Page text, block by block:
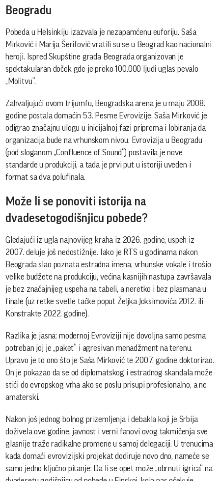
Beogradu
Pobeda u Helsinkiju izazvala je nezapamćenu euforiju. Saša
Mirković i Marija Šerifović vratili su se u Beograd kao nacionalni
heroji. Ispred Skupštine grada Beograda organizovan je
spektakularan doček gde je preko 100.000 ljudi uglas pevalo
„Molitvu“.
Zahvaljujući ovom trijumfu, Beogradska arena je u maju 2008.
godine postala domaćin 53. Pesme Evrovizije. Saša Mirković je
odigrao značajnu ulogu u inicijalnoj fazi priprema i lobiranja da
organizacija bude na vrhunskom nivou. Evrovizija u Beogradu
(pod sloganom „Confluence of Sound“) postavila je nove
standarde u produkciji, a tada je prvi put u istoriji uveden i
format sa dva polufinala.
Može li se ponoviti istorija na
dvadesetogodišnjicu pobede?
Gledajući iz ugla najnovijeg kraha iz 2026. godine, uspeh iz
2007. deluje još nedostižnije. Iako je RTS u godinama nakon
Beograda slao poznata estradna imena, vrhunske vokale i trošio
velike budžete na produkciju, većina kasnijih nastupa završavala
je bez značajnijeg uspeha na tabeli, a neretko i bez plasmana u
finale (uz retke svetle tačke poput Željka Joksimovića 2012. ili
Konstrakte 2022. godine).
Razlika je jasna: modernoj Evroviziji nije dovoljna samo pesma;
potreban joj je „paket“ i agresivan menadžment na terenu.
Upravo je to ono što je Saša Mirković te 2007. godine doktorirao.
On je pokazao da se od diplomatskog i estradnog skandala može
stići do evropskog vrha ako se poslu prisupi profesionalno, a ne
amaterski.
Nakon još jednog bolnog prizemljenja i debakla koji je Srbija
doživela ove godine, javnost i verni fanovi ovog takmičenja sve
glasnije traže radikalne promene u samoj delegaciji. U trenucima
kada domaći evrovizijski projekat dodiruje novo dno, nameće se
samo jedno ključno pitanje: Da li se opet može „obrnuti igrica“ na